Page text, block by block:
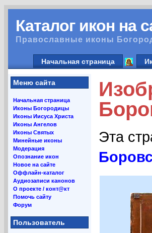
Каталог икон на
Православные иконы
Начальная страница
Меню сайта
Начальная страница
Иконы Богородицы
Иконы Иисуса Христа
Иконы Ангелов
Иконы Святых
Минейные иконы
Модерация
Опознание икон
Новое на сайте
Оффлайн-каталог
Аудиозаписи канонов
О проекте / конт@кт
Помочь сайту
Форум
Пользователь
Эта